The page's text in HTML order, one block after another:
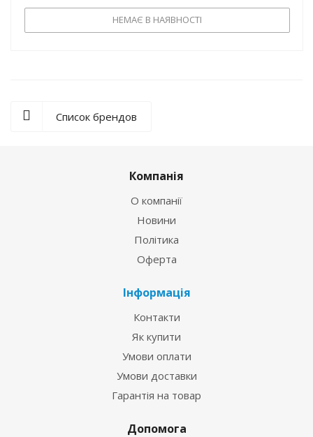
НЕМАЄ В НАЯВНОСТІ
Список брендов
Компанія
О компанії
Новини
Політика
Оферта
Інформація
Контакти
Як купити
Умови оплати
Умови доставки
Гарантія на товар
Допомога